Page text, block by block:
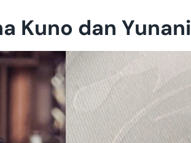
Kuno dan Yunani